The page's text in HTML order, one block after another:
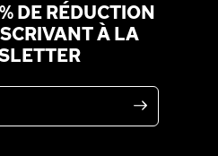
DE RÉDUCTION
À LA